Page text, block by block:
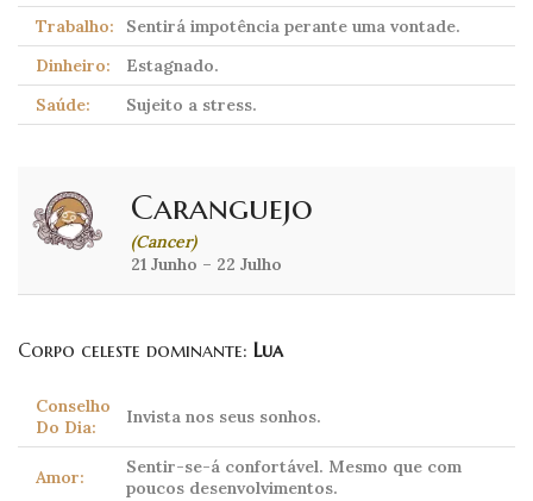
Trabalho:
Sentirá impotência perante uma vontade.
Dinheiro:
Estagnado.
Saúde:
Sujeito a stress.
Caranguejo
(Cancer)
21 Junho – 22 Julho
Corpo celeste dominante: Lua
Conselho
Do Dia:
Invista nos seus sonhos.
Amor:
Sentir-se-á confortável. Mesmo que com
poucos desenvolvimentos.